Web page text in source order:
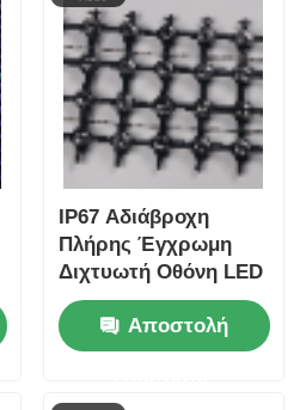
IP67 Αδιάβροχη
Πλήρης Έγχρωμη
Διχτυωτή Οθόνη LED
P62.5 Εύκαμπτη
Διχτυωτή Κουρτίνα
εξωτερικού χώρου
Αποστολή